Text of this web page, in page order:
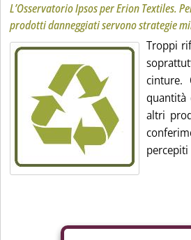
L’Osservatorio Ipsos per Erion Textiles.
prodotti danneggiati servono strategie
Troppi
quantità
altri